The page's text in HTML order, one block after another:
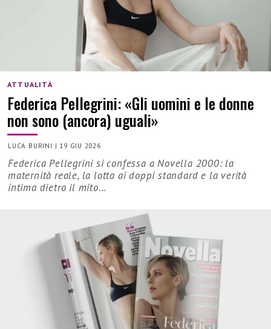
ATTUALITÀ
Federica Pellegrini: «Gli uomini e le donne
non sono (ancora) uguali»
LUCA BURINI | 19 GIU 2026
Federica Pellegrini si confessa a Novella 2000: la
maternità reale, la lotta ai doppi standard e la verità
intima dietro il mito...